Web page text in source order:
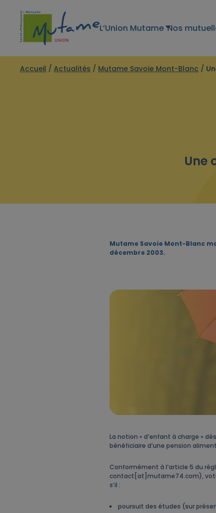
L’Union Mutame Nos
Accueil / Actualités / Mutame Savoie Mont-Blanc /
Une
Mutame Savoie Mont-Blanc
décembre 2003.
La notion « d’enfant à charge »
bénéficiaire d’une pension
Conformément à l’article 5 du
contact[at]mutame74.com), votre
s’il :
poursuit des études (sur